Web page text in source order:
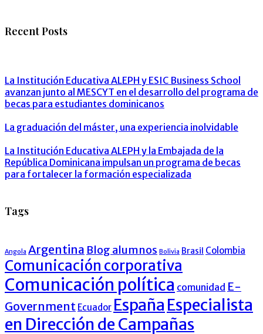
Recent Posts
La Institución Educativa ALEPH y ESIC Business School
avanzan junto al MESCYT en el desarrollo del programa de
becas para estudiantes dominicanos
La graduación del máster, una experiencia inolvidable
La Institución Educativa ALEPH y la Embajada de la
República Dominicana impulsan un programa de becas
para fortalecer la formación especializada
Tags
Angola Argentina Blog alumnos Bolivia Brasil Colombia
Comunicación corporativa
Comunicación política comunidad E-
Government Ecuador España Especialista
en Dirección de Campañas